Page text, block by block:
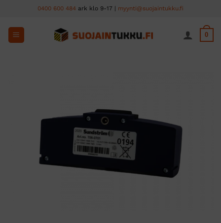
content
0400 600 484 ark klo 9-17 | myynti@suojaintukku.fi
0